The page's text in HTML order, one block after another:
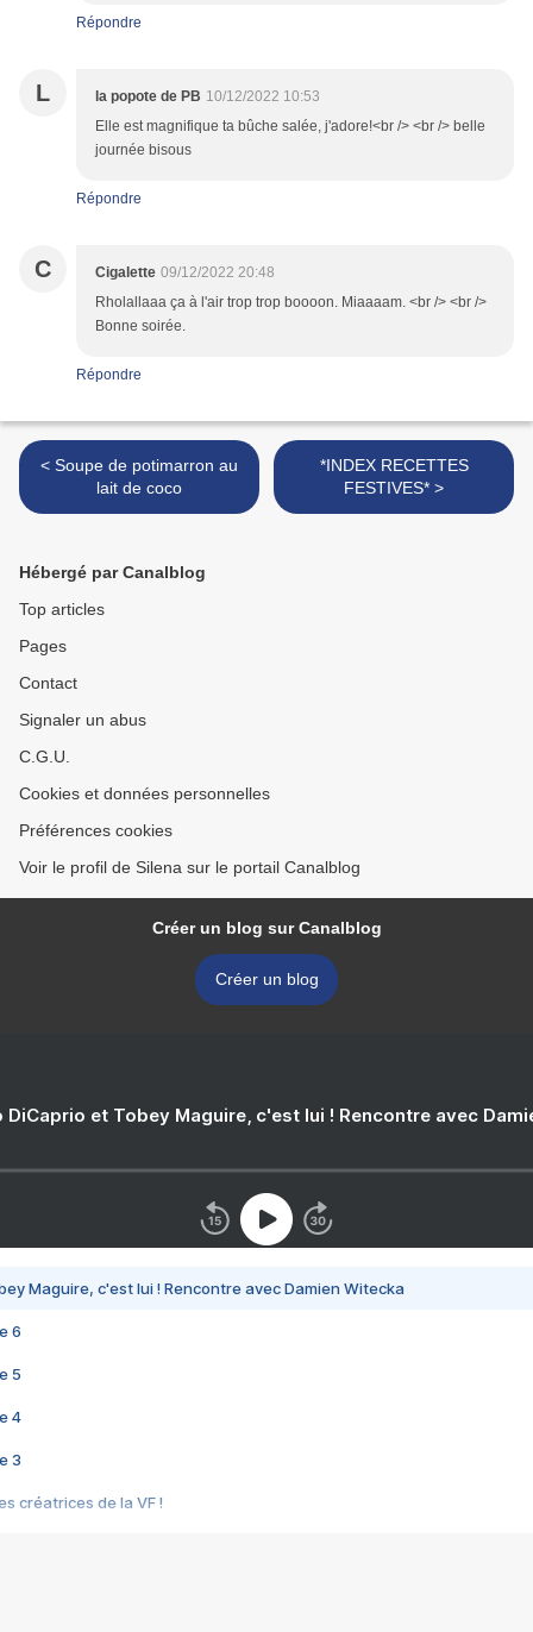
Répondre
L la popote de PB 10/12/2022 10:53
Elle est magnifique ta bûche salée, j'adore!<br /> <br /> belle
journée bisous
Répondre
C Cigalette 09/12/2022 20:48
Rholallaaa ça à l'air trop trop boooon. Miaaaam. <br /> <br />
Bonne soirée.
Répondre
< Soupe de potimarron au
lait de coco
*INDEX RECETTES
FESTIVES* >
Hébergé par Canalblog
Top articles
Pages
Contact
Signaler un abus
C.G.U.
Cookies et données personnelles
Préférences cookies
Voir le profil de Silena sur le portail Canalblog
Créer un blog sur Canalblog
Créer un blog
DiCaprio et Tobey Maguire, c'est lui ! Rencontre avec
Maguire, c'est lui ! Rencontre avec Damien Witecka
6
5
4
3
créatrices de la VF !